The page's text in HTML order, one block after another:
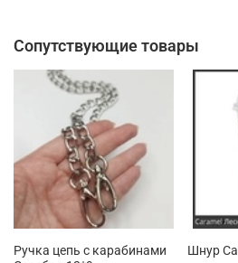
Сопутствующие товары
Ручка цепь с карабинами
Шнур